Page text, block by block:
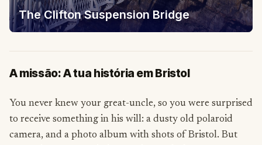
The Clifton Suspension Bridge
A missão: A tua história em Bristol
You never knew your great-uncle, so you were surprised
to receive something in his will: a dusty old polaroid
camera, and a photo album with shots of Bristol. But